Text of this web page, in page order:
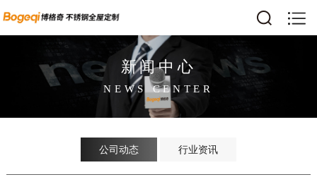
新闻中心
NEWS CENTER
公司动态 行业资讯